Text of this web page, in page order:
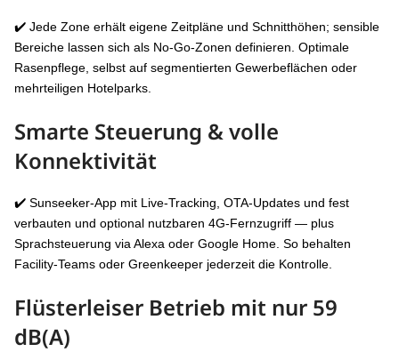
✔️ Jede Zone erhält eigene Zeitpläne und Schnitthöhen; sensible
Bereiche lassen sich als No-Go-Zonen definieren. Optimale
Rasenpflege, selbst auf segmentierten Gewerbeflächen oder
mehrteiligen Hotelparks.
Smarte Steuerung & volle
Konnektivität
✔️ Sunseeker-App mit Live-Tracking, OTA-Updates und fest
verbauten und optional nutzbaren 4G-Fernzugriff — plus
Sprachsteuerung via Alexa oder Google Home. So behalten
Facility-Teams oder Greenkeeper jederzeit die Kontrolle.
Flüsterleiser Betrieb mit nur 59
dB(A)